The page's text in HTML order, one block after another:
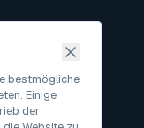
bestmögliche
Einige
der